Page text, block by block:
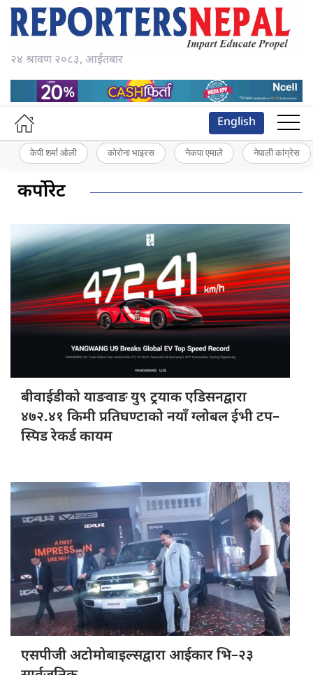
२४ श्रावण २०८३, आईतबार
English
केपी शर्मा ओली कोरोना भाइरस नेकपा एमाले नेपाली कांग्रेस
कर्पोरेट
बीवाईडीको याङवाङयु९ ट्रयाक एडिसनद्वारा
४७२.४१ किमी प्रतिघण्टाको नयाँ ग्लोबल ईभी टप–
स्पिड रेकर्ड कायम
एसपीजी अटोमोबाइल्सद्वाराआईकार भि–२३